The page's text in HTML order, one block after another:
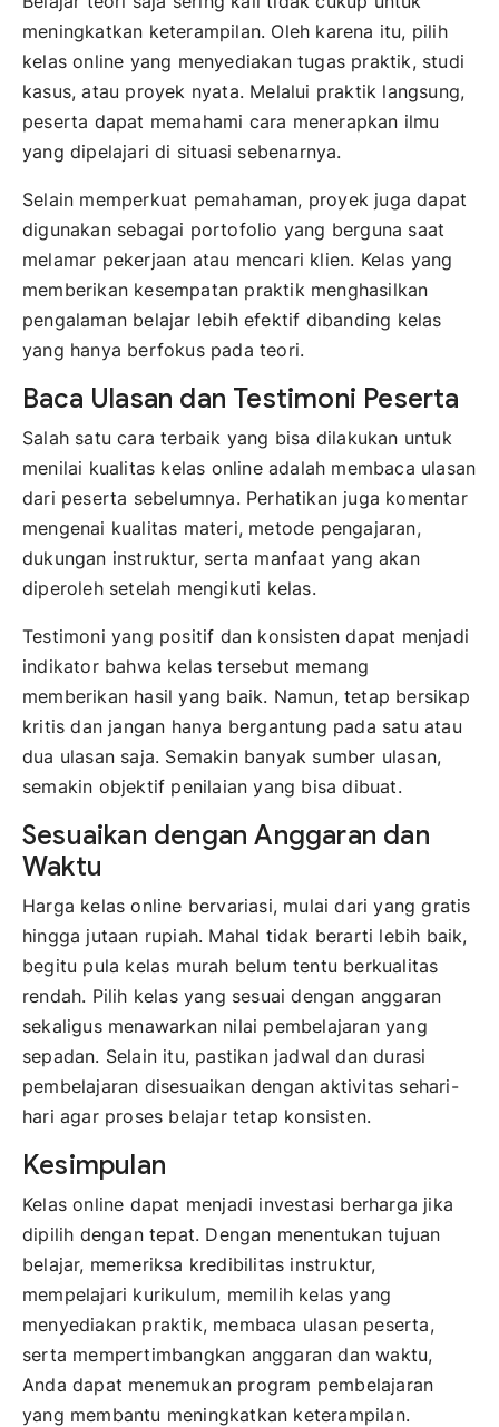
meningkatkan keterampilan. Oleh karena itu, pilih
kelas online yang menyediakan tugas praktik, studi
kasus, atau proyek nyata. Melalui praktik langsung,
peserta dapat memahami cara menerapkan ilmu
yang dipelajari di situasi sebenarnya.
Selain memperkuat pemahaman, proyek juga dapat
digunakan sebagai portofolio yang berguna saat
melamar pekerjaan atau mencari klien. Kelas yang
memberikan kesempatan praktik menghasilkan
pengalaman belajar lebih efektif dibanding kelas
yang hanya berfokus pada teori.
Baca Ulasan dan Testimoni Peserta
Salah satu cara terbaik yang bisa dilakukan untuk
menilai kualitas kelas online adalah membaca ulasan
dari peserta sebelumnya. Perhatikan juga komentar
mengenai kualitas materi, metode pengajaran,
dukungan instruktur, serta manfaat yang akan
diperoleh setelah mengikuti kelas.
Testimoni yang positif dan konsisten dapat menjadi
indikator bahwa kelas tersebut memang
memberikan hasil yang baik. Namun, tetap bersikap
kritis dan jangan hanya bergantung pada satu atau
dua ulasan saja. Semakin banyak sumber ulasan,
semakin objektif penilaian yang bisa dibuat.
Sesuaikan dengan Anggaran dan
Waktu
Harga kelas online bervariasi, mulai dari yang gratis
hingga jutaan rupiah. Mahal tidak berarti lebih baik,
begitu pula kelas murah belum tentu berkualitas
rendah. Pilih kelas yang sesuai dengan anggaran
sekaligus menawarkan nilai pembelajaran yang
sepadan. Selain itu, pastikan jadwal dan durasi
pembelajaran disesuaikan dengan aktivitas sehari-
hari agar proses belajar tetap konsisten.
Kesimpulan
Kelas online dapat menjadi investasi berharga jika
dipilih dengan tepat. Dengan menentukan tujuan
belajar, memeriksa kredibilitas instruktur,
mempelajari kurikulum, memilih kelas yang
menyediakan praktik, membaca ulasan peserta,
serta mempertimbangkan anggaran dan waktu,
Anda dapat menemukan program pembelajaran
yang membantu meningkatkan keterampilan.